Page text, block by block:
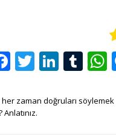
F
c
e
T
it
te
Li
k
T
m
zaman doğruları söylemek